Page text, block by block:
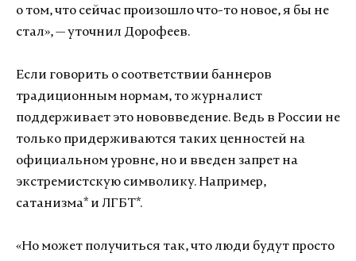
о том, что сейчас произошло что-то новое, я бы не
стал», — уточнил Дорофеев.
Если говорить о соответствии баннеров
традиционным нормам, то журналист
поддерживает это нововведение. Ведь в России не
только придерживаются таких ценностей на
официальном уровне, но и введен запрет на
экстремистскую символику. Например,
сатанизма* и ЛГБТ*.
«Но может получиться так, что люди будут просто